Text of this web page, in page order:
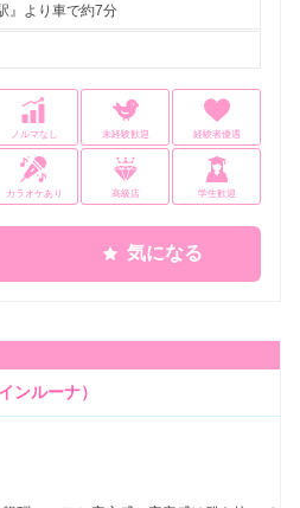
』より車で約7分
ノルマなし 未経験歓迎 経験者優遇
カラオケあり 高級店 学生歓迎
気になる
ルーナ）